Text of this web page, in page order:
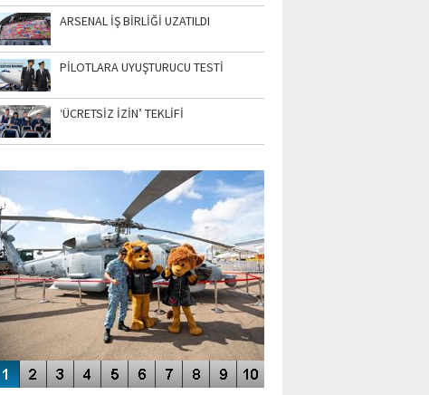
ARSENAL İŞ BİRLİĞİ UZATILDI
PİLOTLARA UYUŞTURUCU TESTİ
‘ÜCRETSİZ İZİN’ TEKLİFİ
SİNGAPUR AIRSHOW-2020